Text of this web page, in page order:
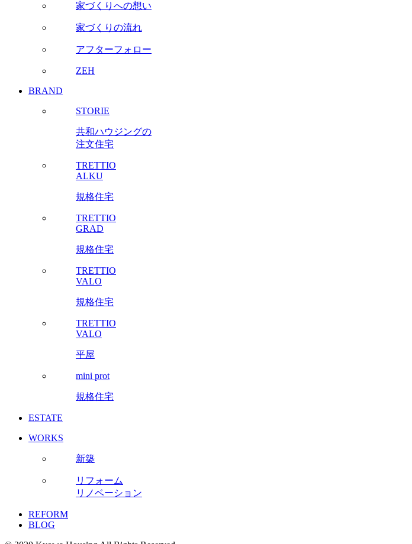
家づくりへの想い
家づくりの流れ
アフターフォロー
ZEH
BRAND
STORIE
共和ハウジングの
注文住宅
TRETTIO
ALKU
規格住宅
TRETTIO
GRAD
規格住宅
TRETTIO
VALO
規格住宅
TRETTIO
VALO
平屋
mini prot
規格住宅
ESTATE
WORKS
新築
リフォーム
リノベーション
REFORM
BLOG